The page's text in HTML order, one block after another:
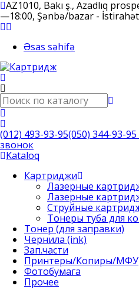
AZ1010, Bakı ş., Azadlıq
—18:00, Şənbə/bazar - İstirahət
Əsas səhifə
(012) 493-93-95(050) 344-93-95
звонок
Kataloq
Картриджи
Лазерные
Лазерные
Струйные
Тонеры туба для
Тонер (для заправки)
Чернила (ink)
Зап.части
Принтеры/Копиры/МФУ
Фотобумага
Прочее